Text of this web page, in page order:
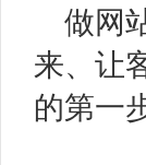
做网
来、让
的第一